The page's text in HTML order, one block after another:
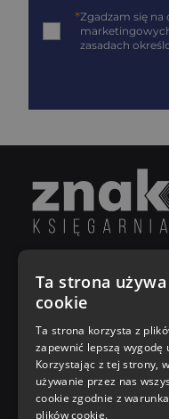
*Zgadzam się
zasadach
Poniedziałek - Piątek
8:00 - 18:00
[email protected]
Bądź z nami na
Ta strona
cookie
Ta strona korzysta z
zapewnić lepszą wygodę
Korzystając z tej strony,
używanie przez nas
cookie zgodnie z
plików cookie.